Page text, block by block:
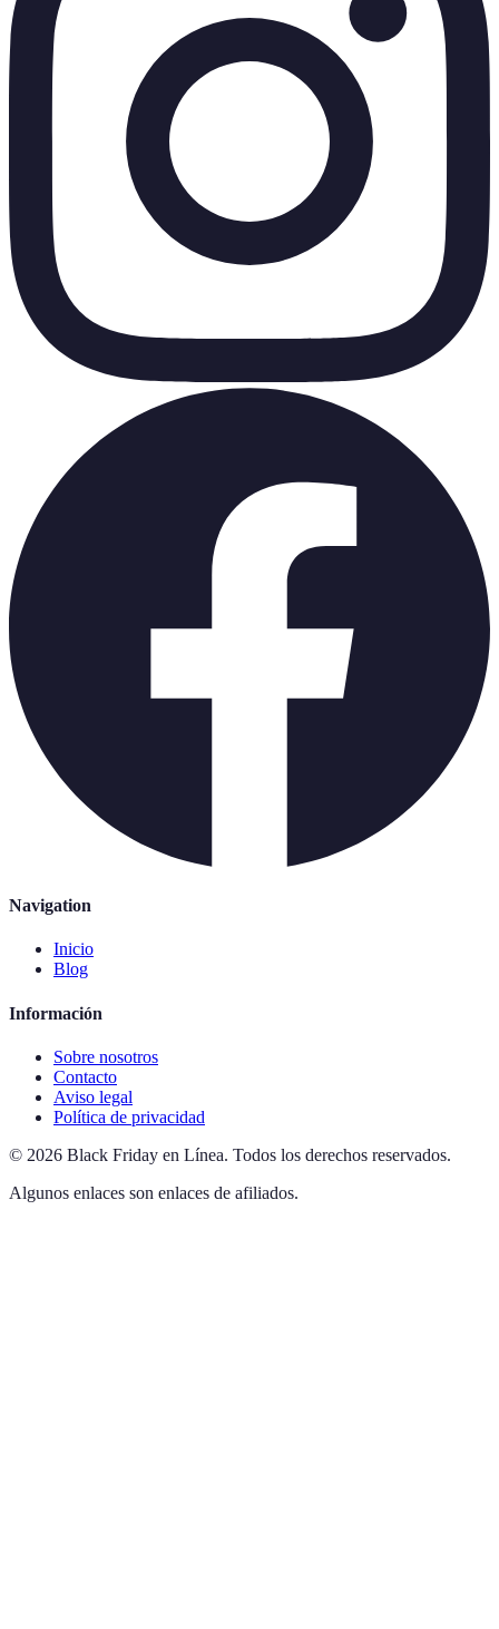
Navigation
Inicio
Blog
Información
Sobre nosotros
Contacto
Aviso legal
Política de privacidad
© 2026 Black Friday en Línea. Todos los derechos reservados.
Algunos enlaces son enlaces de afiliados.